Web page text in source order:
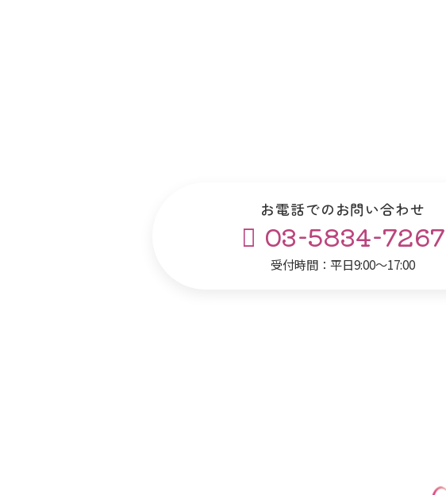
お電話でのお問い合わせ
03-5834-7267
受付時間：平日9:00～17:00